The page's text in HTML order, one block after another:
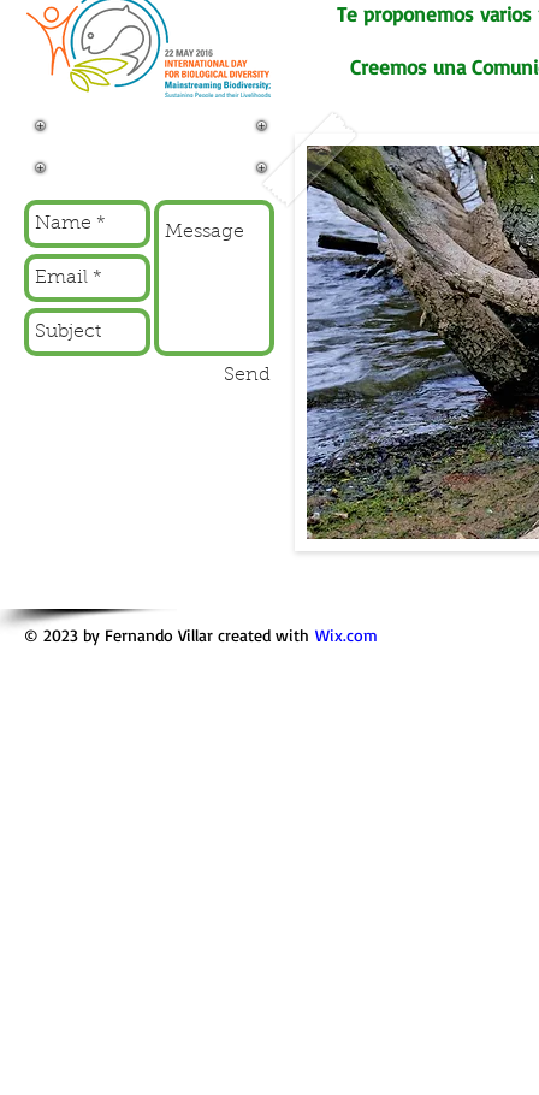
Send
Te proponemos
Creemos una
© 2023 by Fernando Villar created with Wix.com